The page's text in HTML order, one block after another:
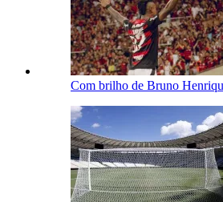
Com brilho de Bruno